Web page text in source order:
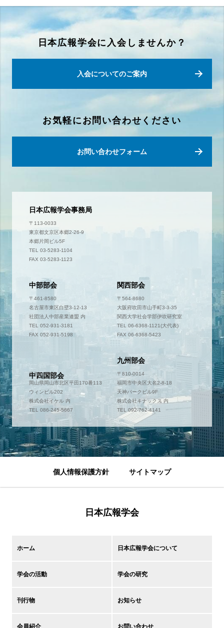
日本広報学会に入会しませんか？
入会についてのご案内
お気軽にお問い合わせください
お問い合わせフォーム
日本広報学会事務局
〒113-0033
東京都文京区本郷2-26-9
本郷片岡ビル5F
TEL 03-5283-1104
FAX 03-5283-1123
中部部会
〒461-8580
名古屋市東区白壁3-12-13
社団法人中部産業連盟 内
TEL 052-931-3181
FAX 052-931-5198
関西部会
〒564-8680
大阪府吹田市山手町3-3-35
関西大学社会学部伊吹研究室
TEL 06-6368-1121(大代表)
FAX 06-6368-5423
中四国部会
〒700-0952
岡山県岡山市北区平田170番113
ウィンビル202
株式会社イケル 内
TEL 086-245-5667
九州部会
〒810-0014
福岡市中央区大名2-8-18
天神パークビル9F
株式会社キナックス 内
TEL 092-762-4141
個人情報保護方針 サイトマップ
日本広報学会
ホーム 日本広報学会について
学会の活動 学会の研究
刊行物 お知らせ
会員紹介 お問い合わせ